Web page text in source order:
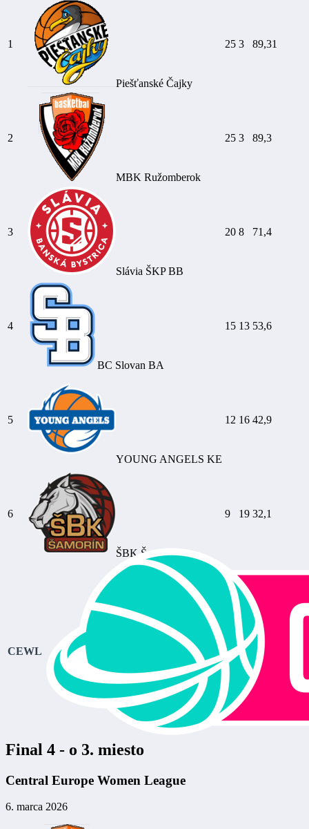
1
Piešťanské Čajky
25 3 89,31
2
MBK Ružomberok
25 3 89,3
3
Slávia ŠKP BB
20 8 71,4
4
BC Slovan BA
15 13 53,6
5
YOUNG ANGELS KE
12 16 42,9
6
ŠBK Šamorín
9 19 32,1
CEWL
Final 4 - o 3. miesto
Central Europe Women League
6. marca 2026